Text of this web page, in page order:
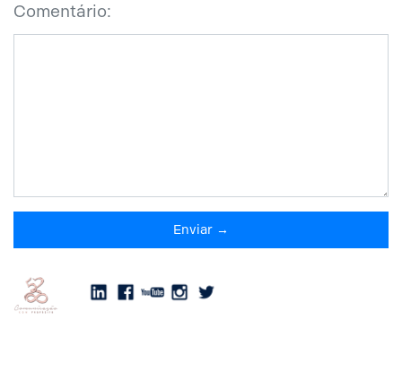
Comentário:
Enviar →